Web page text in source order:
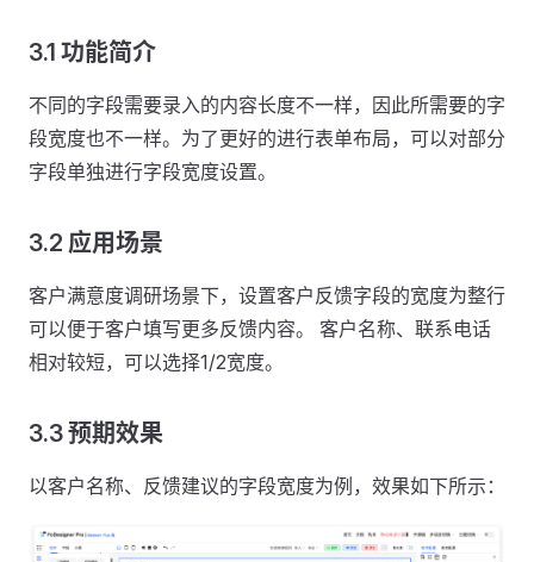
3.1 功能简介
不同的字段需要录入的内容长度不一样，因此所需要的字
段宽度也不一样。为了更好的进行表单布局，可以对部分
字段单独进行字段宽度设置。
3.2 应用场景
客户满意度调研场景下，设置客户反馈字段的宽度为整行
可以便于客户填写更多反馈内容。 客户名称、联系电话
相对较短，可以选择1/2宽度。
3.3 预期效果
以客户名称、反馈建议的字段宽度为例，效果如下所示：